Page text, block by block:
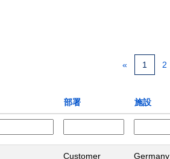
« 1 2
部署 施設
Customer
Germany